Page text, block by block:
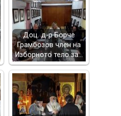
Доц. д-р Борче
Грамбозов член на
Изборното тело за…